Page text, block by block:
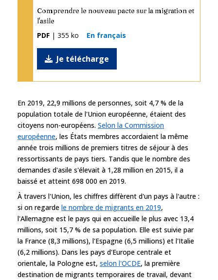
Comprendre le nouveau pacte sur la migration et
l'asile
PDF | 355 ko En français
Je télécharge
En 2019, 22,9 millions de personnes, soit 4,7 % de la
population totale de l'Union européenne, étaient des
citoyens non-européens. Selon la Commission
européenne, les États membres accordaient la même
année trois millions de premiers titres de séjour à des
ressortissants de pays tiers. Tandis que le nombre des
demandes d'asile s'élevait à 1,28 million en 2015, il a
baissé et atteint 698 000 en 2019.
À travers l'Union, les chiffres diffèrent d'un pays à l'autre :
si on regarde le nombre de migrants en 2019,
l'Allemagne est le pays qui en accueille le plus avec 13,4
millions, soit 15,7 % de sa population. Elle est suivie par
la France (8,3 millions), l'Espagne (6,5 millions) et l'Italie
(6,2 millions). Dans les pays d'Europe centrale et
orientale, la Pologne est, selon l'OCDE, la première
destination de migrants temporaires de travail, devant